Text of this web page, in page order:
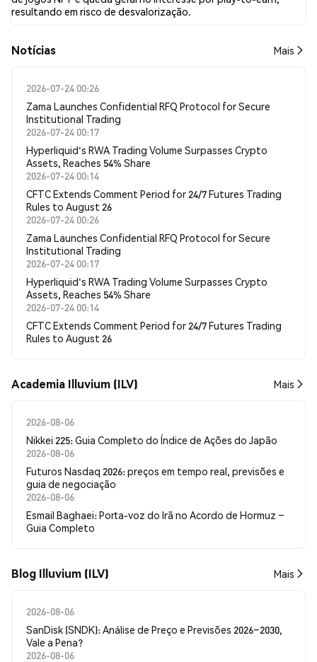
resultando em risco de desvalorização.
​​Notícias​​ Mais
2026-07-24 00:26
Zama Launches Confidential RFQ Protocol for Secure
Institutional Trading
2026-07-24 00:17
Hyperliquid's RWA Trading Volume Surpasses Crypto
Assets, Reaches 54% Share
2026-07-24 00:14
CFTC Extends Comment Period for 24/7 Futures Trading
Rules to August 26
2026-07-24 00:26
Zama Launches Confidential RFQ Protocol for Secure
Institutional Trading
2026-07-24 00:17
Hyperliquid's RWA Trading Volume Surpasses Crypto
Assets, Reaches 54% Share
2026-07-24 00:14
CFTC Extends Comment Period for 24/7 Futures Trading
Rules to August 26
Academia Illuvium (ILV) Mais
2026-08-06
Nikkei 225: Guia Completo do Índice de Ações do Japão
2026-08-06
Futuros Nasdaq 2026: preços em tempo real, previsões e
guia de negociação
2026-08-06
Esmail Baghaei: Porta-voz do Irã no Acordo de Hormuz –
Guia Completo
Blog Illuvium (ILV) Mais
2026-08-06
SanDisk (SNDK): Análise de Preço e Previsões 2026–2030,
Vale a Pena?
2026-08-06